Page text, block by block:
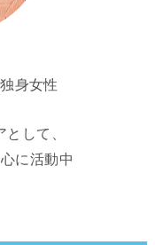
身女性
して、
に活動中